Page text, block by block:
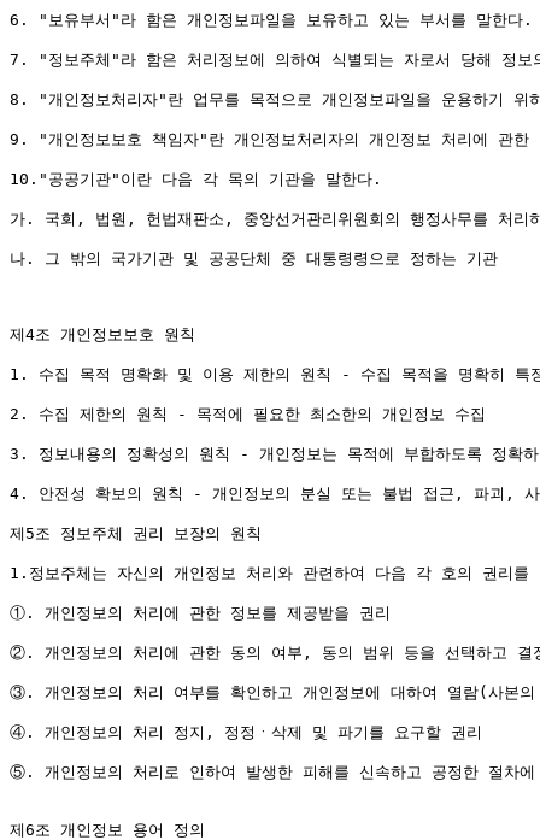
6. "보유부서"라 함은 개인정보파일을 보유하고 있는 부서를 말한다.
7. "정보주체"라 함은 처리정보에 의하여 식별되는 자로서 당해 정
8. "개인정보처리자"란 업무를 목적으로 개인정보파일을 운용하기
9. "개인정보보호 책임자"란 개인정보처리자의 개인정보 처리에 관
10."공공기관"이란 다음 각 목의 기관을 말한다.
가. 국회, 법원, 헌법재판소, 중앙선거관리위원회의 행정사무를 처
나. 그 밖의 국가기관 및 공공단체 중 대통령령으로 정하는 기관
제4조 개인정보보호 원칙
1. 수집 목적 명확화 및 이용 제한의 원칙 - 수집 목적을 명확히 특
2. 수집 제한의 원칙 - 목적에 필요한 최소한의 개인정보 수집
3. 정보내용의 정확성의 원칙 - 개인정보는 목적에 부합하도록 정확
4. 안전성 확보의 원칙 - 개인정보의 분실 또는 불법 접근, 파괴, 사
제5조 정보주체 권리 보장의 원칙
1.정보주체는 자신의 개인정보 처리와 관련하여 다음 각 호의 권리를
①. 개인정보의 처리에 관한 정보를 제공받을 권리
②. 개인정보의 처리에 관한 동의 여부, 동의 범위 등을 선택하고 결
③. 개인정보의 처리 여부를 확인하고 개인정보에 대하여 열람(사본
④. 개인정보의 처리 정지, 정정ㆍ삭제 및 파기를 요구할 권리
⑤. 개인정보의 처리로 인하여 발생한 피해를 신속하고 공정한 절차
제6조 개인정보 용어 정의